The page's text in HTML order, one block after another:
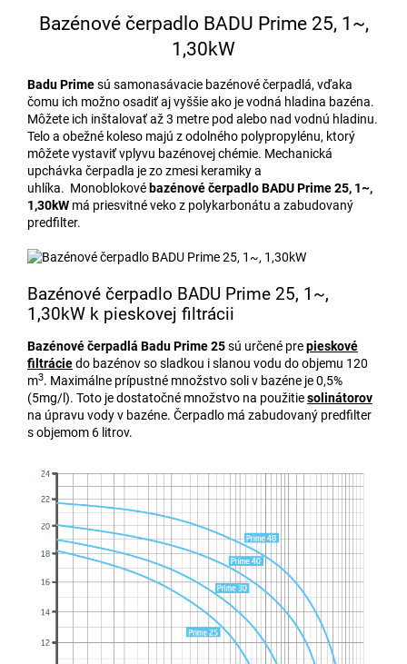
Bazénové čerpadlo BADU Prime 25, 1~,
1,30kW
Badu Primesú samonasávacie bazénové čerpadlá, vďaka
čomu ich možno osadiť aj vyššie ako je vodná hladina bazéna.
Môžete ich inštalovať až 3 metre pod alebo nad vodnú hladinu.
Telo a obežné koleso majú z odolného polypropylénu, ktorý
môžete vystaviť vplyvu bazénovej chémie. Mechanická
upchávka čerpadla je zo zmesi keramiky a
uhlíka. Monoblokové bazénové čerpadlo BADU Prime 25, 1~,
1,30kW má priesvitné veko z polykarbonátu a zabudovaný
predfilter.
Bazénové čerpadlo BADU Prime 25, 1~,
1,30kW k pieskovej filtrácii
Bazénové čerpadlá Badu Prime 25sú určené prepieskové
filtráciedo bazénov so sladkou i slanou vodu do objemu 120
m3. Maximálne prípustné množstvo soli v bazéne je 0,5%
(5mg/l). Toto je dostatočné množstvo na použitiesolinátorov
na úpravu vody v bazéne. Čerpadlo má zabudovaný predfilter
s objemom 6 litrov.